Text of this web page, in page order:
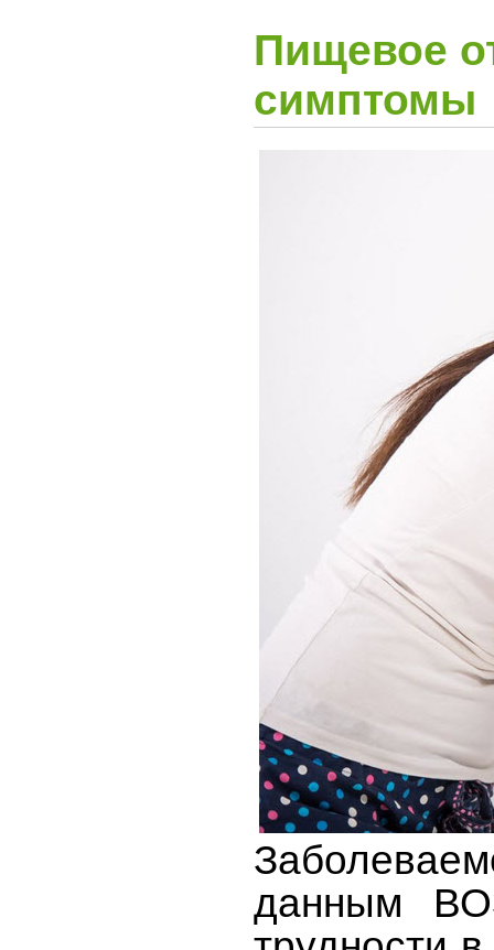
Пищевое
симптомы
данным